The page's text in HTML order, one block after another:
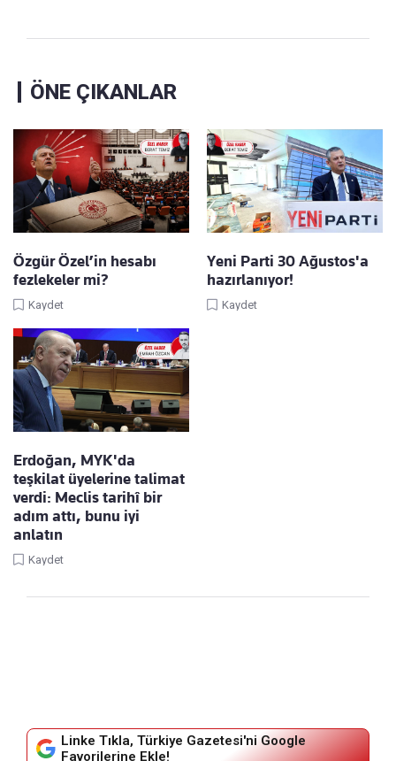
ÖNE ÇIKANLAR
Özgür Özel’in hesabı
fezlekeler mi?
Kaydet
Yeni Parti 30 Ağustos'a
hazırlanıyor!
Kaydet
Erdoğan, MYK'da
teşkilat üyelerine talimat
verdi: Meclis tarihî bir
adım attı, bunu iyi
anlatın
Kaydet
Linke Tıkla, Türkiye Gazetesi'ni Google
Favorilerine Ekle!